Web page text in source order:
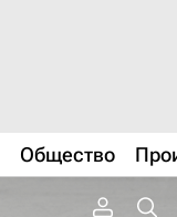
Общество